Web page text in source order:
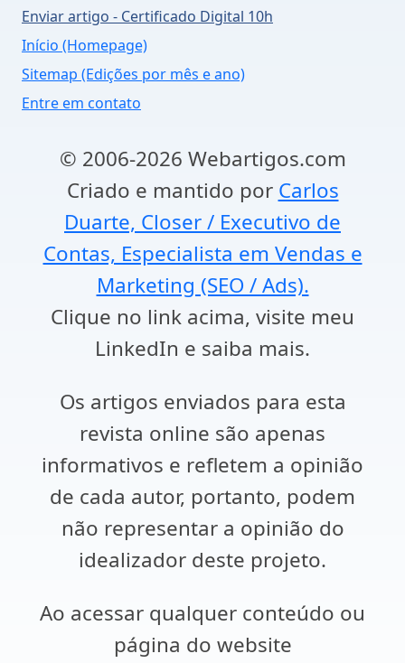
Enviar artigo - Certificado Digital 10h
Início (Homepage)
Sitemap (Edições por mês e ano)
Entre em contato
© 2006-2026 Webartigos.com
Criado e mantido por Carlos
Duarte, Closer / Executivo de
Contas, Especialista em Vendas e
Marketing (SEO / Ads).
Clique no link acima, visite meu
LinkedIn e saiba mais.
Os artigos enviados para esta
revista online são apenas
informativos e refletem a opinião
de cada autor, portanto, podem
não representar a opinião do
idealizador deste projeto.
Ao acessar qualquer conteúdo ou
página do website